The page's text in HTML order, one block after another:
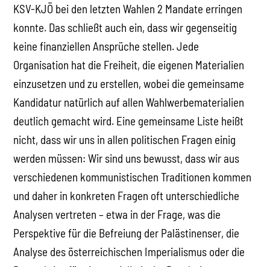
KSV-KJÖ bei den letzten Wahlen 2 Mandate erringen
konnte. Das schließt auch ein, dass wir gegenseitig
keine finanziellen Ansprüche stellen. Jede
Organisation hat die Freiheit, die eigenen Materialien
einzusetzen und zu erstellen, wobei die gemeinsame
Kandidatur natürlich auf allen Wahlwerbematerialien
deutlich gemacht wird. Eine gemeinsame Liste heißt
nicht, dass wir uns in allen politischen Fragen einig
werden müssen: Wir sind uns bewusst, dass wir aus
verschiedenen kommunistischen Traditionen kommen
und daher in konkreten Fragen oft unterschiedliche
Analysen vertreten – etwa in der Frage, was die
Perspektive für die Befreiung der Palästinenser, die
Analyse des österreichischen Imperialismus oder die